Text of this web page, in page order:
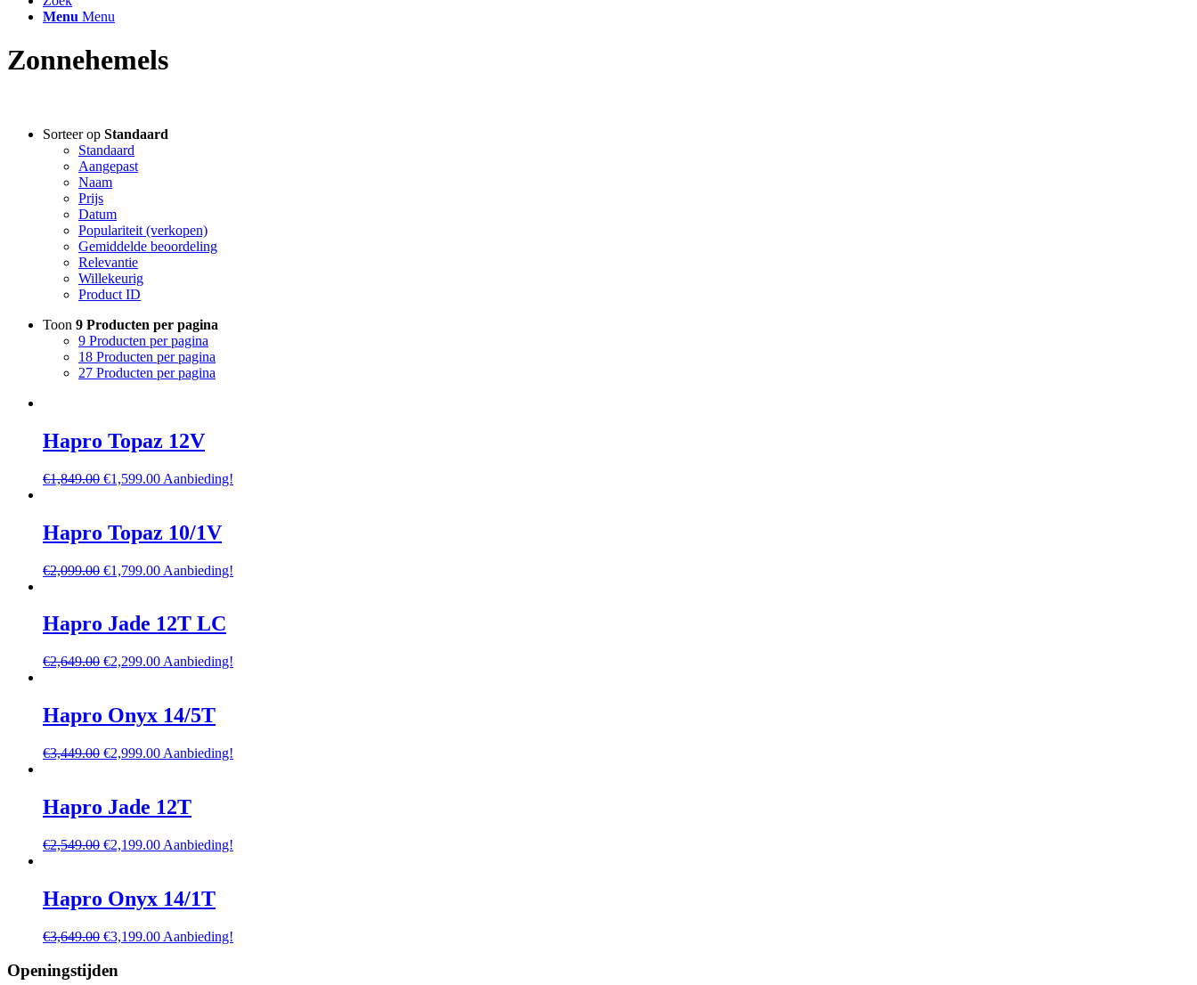
Menu Menu
Zonnehemels
Sorteer op Standaard
Standaard
Aangepast
Naam
Prijs
Datum
Populariteit (verkopen)
Gemiddelde beoordeling
Relevantie
Willekeurig
Product ID
Toon 9 Producten per pagina
9 Producten per pagina
18 Producten per pagina
27 Producten per pagina
Hapro Topaz 12V
€1,849.00 Oorspronkelijke
€1,849.00.
€1,599.00Huidige
€1,599.00.
Aanbieding!
Hapro Topaz 10/1V
€2,099.00 Oorspronkelijke
€2,099.00.
€1,799.00Huidige
€1,799.00.
Aanbieding!
Hapro Jade 12T LC
€2,649.00 Oorspronkelijke
€2,649.00.
€2,299.00Huidige
€2,299.00.
Aanbieding!
Hapro Onyx 14/5T
€3,449.00 Oorspronkelijke
€3,449.00.
€2,999.00Huidige
€2,999.00.
Aanbieding!
Hapro Jade 12T
€2,549.00 Oorspronkelijke
€2,549.00.
€2,199.00Huidige
€2,199.00.
Aanbieding!
Hapro Onyx 14/1T
€3,649.00 Oorspronkelijke
was:
€3,199.00Huidige
Aanbieding!
Openingstijden